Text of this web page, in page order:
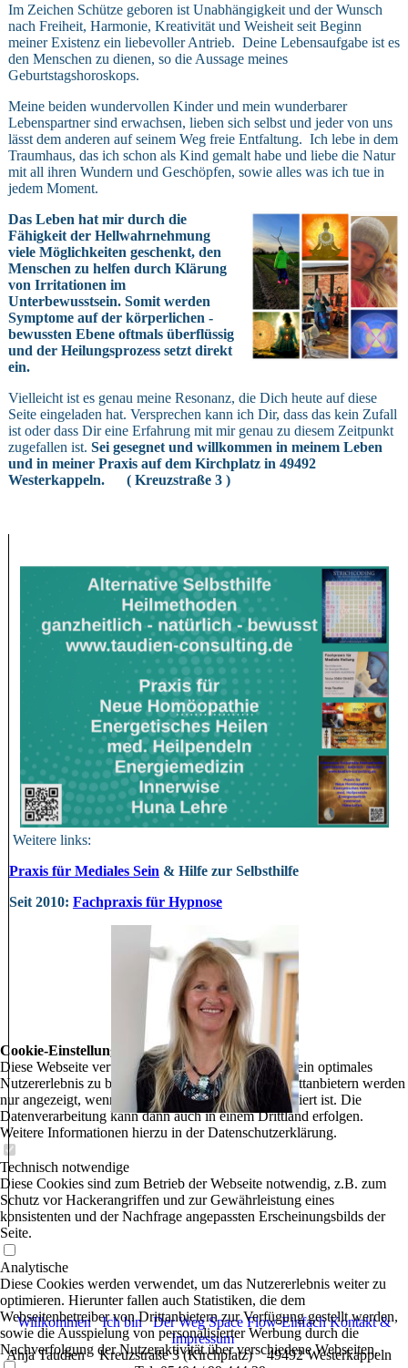
Im Zeichen Schütze geboren ist Unabhängigkeit und der Wunsch
nach Freiheit, Harmonie, Kreativität und Weisheit seit Beginn
meiner Existenz ein liebevoller Antrieb. Deine Lebensaufgabe ist es
den Menschen zu dienen, so die Aussage meines
Geburtstagshoroskops.
Meine beiden wundervollen Kinder und mein wunderbarer
Lebenspartner sind erwachsen, lieben sich selbst und jeder von uns
lässt dem anderen auf seinem Weg freie Entfaltung. Ich lebe in dem
Traumhaus, das ich schon als Kind gemalt habe und liebe die Natur
mit all ihren Wundern und Geschöpfen, sowie alles was ich tue in
jedem Moment.
Das Leben hat mir durch die
Fähigkeit der Hellwahrnehmung
viele Möglichkeiten geschenkt, den
Menschen zu helfen durch Klärung
von Irritationen im
Unterbewusstsein. Somit werden
Symptome auf der körperlichen -
bewussten Ebene oftmals überflüssig
und der Heilungsprozess setzt direkt
ein.
Vielleicht ist es genau meine Resonanz, die Dich heute auf diese
Seite eingeladen hat. Versprechen kann ich Dir, dass das kein Zufall
ist oder dass Dir eine Erfahrung mit mir genau zu diesem Zeitpunkt
zugefallen ist. Sei gesegnet und willkommen in meinem Leben
und in meiner Praxis auf dem Kirchplatz in 49492
Westerkappeln. ( Kreuzstraße 3 )
Weitere links:
Praxis für Mediales Sein & Hilfe zur Selbsthilfe
Seit 2010: Fachpraxis für Hypnose
WillkommenIch binDer WegSpace Flow-EinfachKontakt &
Impressum
Anja Taudien Kreuzstraße 3 (Kirchplatz) 49492 Westerkappeln
Cookie-Einstellungen
Diese Webseite verwendet Cookies, um Besuchern ein optimales
Nutzererlebnis zu bieten. Bestimmte Inhalte von Drittanbietern werden
nur angezeigt, wenn die entsprechende Option aktiviert ist. Die
Datenverarbeitung kann dann auch in einem Drittland erfolgen.
Weitere Informationen hierzu in der Datenschutzerklärung.
Technisch notwendige
Diese Cookies sind zum Betrieb der Webseite notwendig, z.B. zum
Schutz vor Hackerangriffen und zur Gewährleistung eines
konsistenten und der Nachfrage angepassten Erscheinungsbilds der
Seite.
Analytische
Diese Cookies werden verwendet, um das Nutzererlebnis weiter zu
optimieren. Hierunter fallen auch Statistiken, die dem
Webseitenbetreiber von Drittanbietern zur Verfügung gestellt werden,
sowie die Ausspielung von personalisierter Werbung durch die
Nachverfolgung der Nutzeraktivität über verschiedene Webseiten.